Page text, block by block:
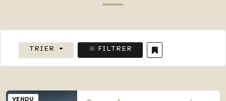
TRIER FILTRER
VENDU